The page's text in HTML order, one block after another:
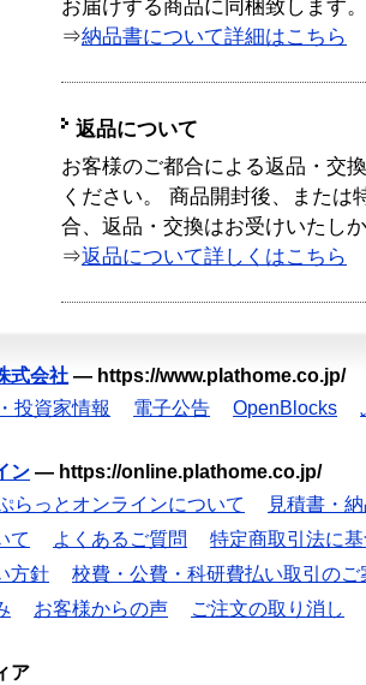
お届けする商品に同梱致します。
⇒納品書について詳細はこちら
返品について
お客様のご都合による返品・交
ください。 商品開封後、または
合、返品・交換はお受けいたし
⇒返品について詳しくはこちら
式会社 — https://www.plathome.co.jp/
投資家情報 電子公告 OpenBlocks
ン — https://online.plathome.co.jp/
らっとオンラインについて
見積書・
て
よくあるご質問
特定商取引法に
方針
校費・公費・科研費払い取引のご
お客様からの声 ご注文の取り消し
ア